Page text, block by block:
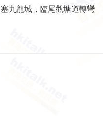
九龍城，臨尾觀塘道轉彎